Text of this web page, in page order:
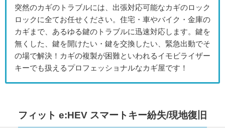
突然のカギのトラブルには、出張対応可能なカギのロック
ロックに全てお任せください。住宅・車やバイク・金庫の
カギまで、あるゆる鍵のトラブルに迅速対応します。鍵を
無くした、鍵を開けたい・鍵を交換したい、緊急出動でそ
の場で解決！カギの複製が困難といわれるイモビライザー
キーでも扱えるプロフェッショナルなカギ屋です！
フィット e:HEV スマートキー紛失/現地復旧